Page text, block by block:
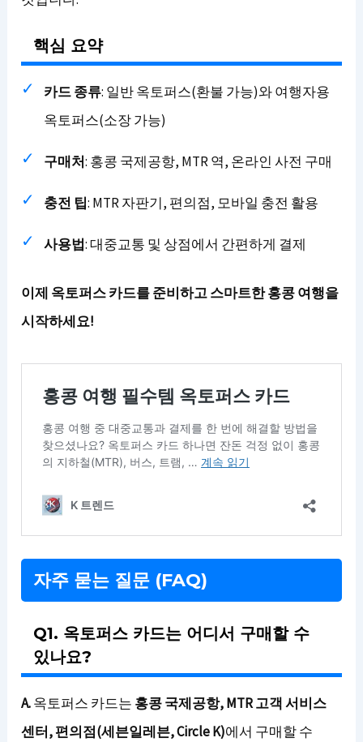
핵심 요약
카드 종류: 일반 옥토퍼스(환불 가능)와 여행자용
옥토퍼스(소장 가능)
구매처: 홍콩 국제공항, MTR 역, 온라인 사전 구매
충전 팁: MTR 자판기, 편의점, 모바일 충전 활용
사용법: 대중교통 및 상점에서 간편하게 결제
이제 옥토퍼스 카드를 준비하고 스마트한 홍콩 여행을
시작하세요!
자주 묻는 질문 (FAQ)
Q1. 옥토퍼스 카드는 어디서 구매할 수
있나요?
A.옥토퍼스 카드는 홍콩 국제공항, MTR 고객 서비스
센터, 편의점(세븐일레븐, Circle K)에서 구매할 수